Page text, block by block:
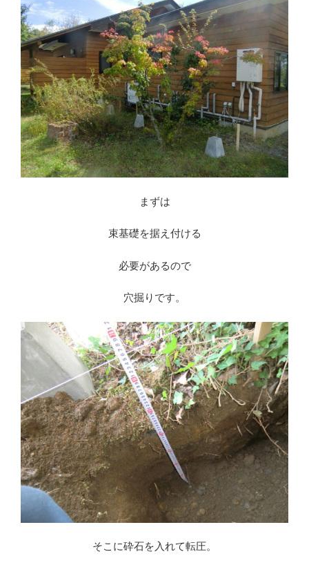
まずは
束基礎を据え付ける
必要があるので
穴掘りです。
そこに砕石を入れて転圧。